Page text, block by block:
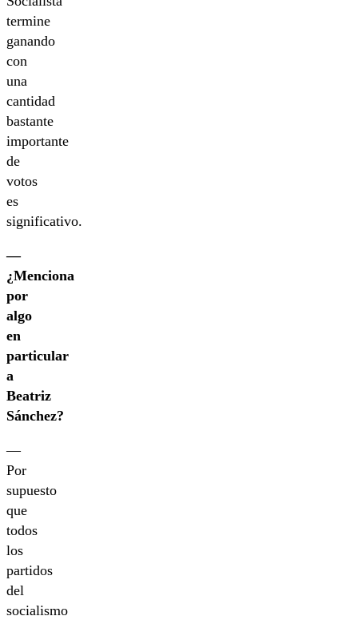
termine
ganando
con
una
cantidad
bastante
importante
de
votos
es
significativo.
—
¿Menciona
por
algo
en
particular
a
Beatriz
Sánchez?
—
Por
supuesto
que
todos
los
partidos
del
socialismo